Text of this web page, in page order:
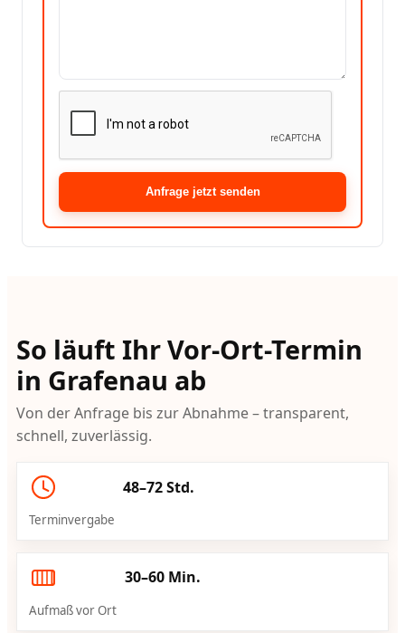
Anfrage jetzt senden
So läuft Ihr Vor-Ort-Termin
in Grafenau ab
Von der Anfrage bis zur Abnahme – transparent,
schnell, zuverlässig.
48–72 Std.
Terminvergabe
30–60 Min.
Aufmaß vor Ort